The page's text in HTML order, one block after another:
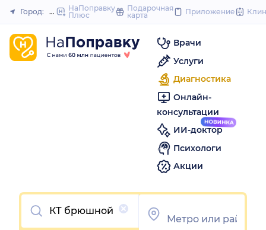
to
Закрыть
Город: Нижний Новгород
НаПоправку
Плюс
Подарочная
карта
Приложение
Врачи
Услуги
Диагностика
Онлайн-
консультации
ИИ-доктор
Психологи
Акции
Очистить